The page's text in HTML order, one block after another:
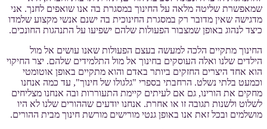
שמאפשרת שליטה מלאה על החינוך במסגרת בה אנו שואפים לחנך. אני
מדגישה שאין מדובר רק במסגרת החינוכית בה ישנם אנשי מקצוע שלמדו
כיצד לנהוג באופן שמצבור הפעולות שלהם ישפיעו על התנהגות החונכים.
החינוך מתקיים הלכה למעשה בעצם הפעולות שאנו עושים אל מול
הילדים שלנו ואלה העוסקים בחינוך אל מול התלמידים שלהם. יצר החיקוי
הוא אחד היצרים החזקים ביותר באדם והוא מתקיים באופן אוטומטי
וכמעט בלתי נשלט. הרחבתי בספרי "גלגולו של חינוך", עד כמה אנחנו
מחקים את הורינו, גם אם לעיתים קיימת התעוררות ובה אנחנו מצליחים
לשלוט ולשנות תגובה זו או אחרת. אנחנו יודעים שההורים שלנו לא היו
מושלמים ובכל זאת אנו באופן גנטי מורישים מורשת חינוך מבית ההורים.